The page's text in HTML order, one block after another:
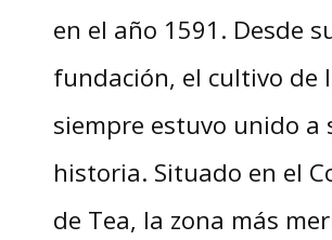
en el año 1591. Desde
fundación, el cultivo de
siempre estuvo unido a
historia. Situado en el
de Tea, la zona más